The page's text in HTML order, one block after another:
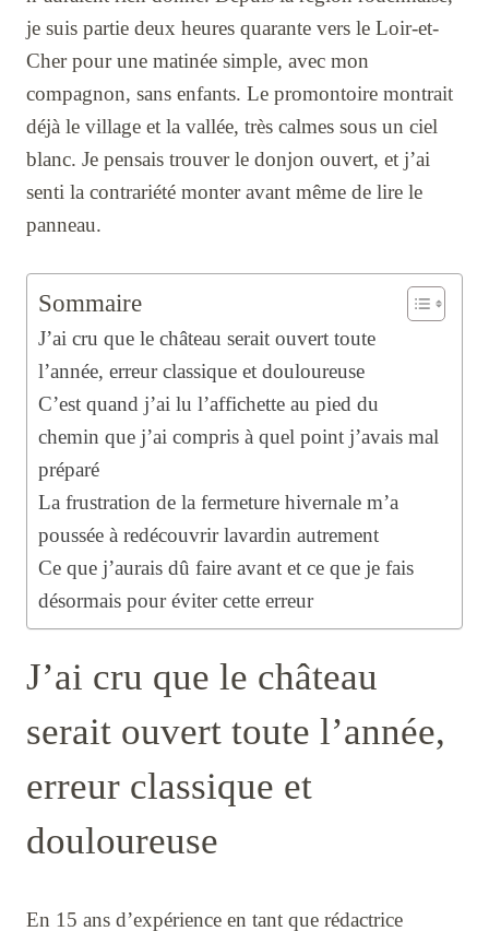
je suis partie deux heures quarante vers le Loir-et-
Cher pour une matinée simple, avec mon
compagnon, sans enfants. Le promontoire montrait
déjà le village et la vallée, très calmes sous un ciel
blanc. Je pensais trouver le donjon ouvert, et j’ai
senti la contrariété monter avant même de lire le
panneau.
Sommaire
J’ai cru que le château serait ouvert toute
l’année, erreur classique et douloureuse
C’est quand j’ai lu l’affichette au pied du
chemin que j’ai compris à quel point j’avais mal
préparé
La frustration de la fermeture hivernale m’a
poussée à redécouvrir lavardin autrement
Ce que j’aurais dû faire avant et ce que je fais
désormais pour éviter cette erreur
J’ai cru que le château
serait ouvert toute l’année,
erreur classique et
douloureuse
En 15 ans d’expérience en tant que rédactrice